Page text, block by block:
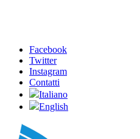
Facebook
Twitter
Instagram
Contatti
Italiano
English